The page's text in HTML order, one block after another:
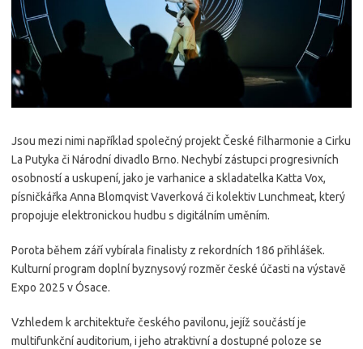
Jsou mezi nimi například společný projekt České filharmonie a Cirku
La Putyka či Národní divadlo Brno. Nechybí zástupci progresivních
osobností a uskupení, jako je varhanice a skladatelka Katta Vox,
písničkářka Anna Blomqvist Vaverková či kolektiv Lunchmeat, který
propojuje elektronickou hudbu s digitálním uměním.
Porota během září vybírala finalisty z rekordních 186 přihlášek.
Kulturní program doplní byznysový rozměr české účasti na výstavě
Expo 2025 v Ósace.
Vzhledem k architektuře českého pavilonu, jejíž součástí je
multifunkční auditorium, i jeho atraktivní a dostupné poloze se